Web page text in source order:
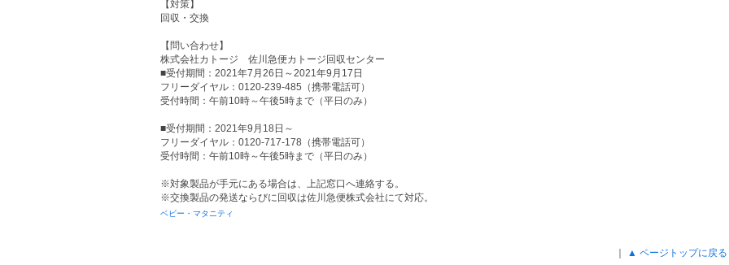
【対策】
回収・交換
【問い合わせ】
株式会社カトージ 佐川急便カトージ回収センター
■受付期間：2021年7月26日～2021年9月17日
フリーダイヤル：0120-239-485（携帯電話可）
受付時間：午前10時～午後5時まで（平日のみ）
■受付期間：2021年9月18日～
フリーダイヤル：0120-717-178（携帯電話可）
受付時間：午前10時～午後5時まで（平日のみ）
※対象製品が手元にある場合は、上記窓口へ連絡する。
※交換製品の発送ならびに回収は佐川急便株式会社にて対応。
ベビー・マタニティ
▲ ページトップに戻る